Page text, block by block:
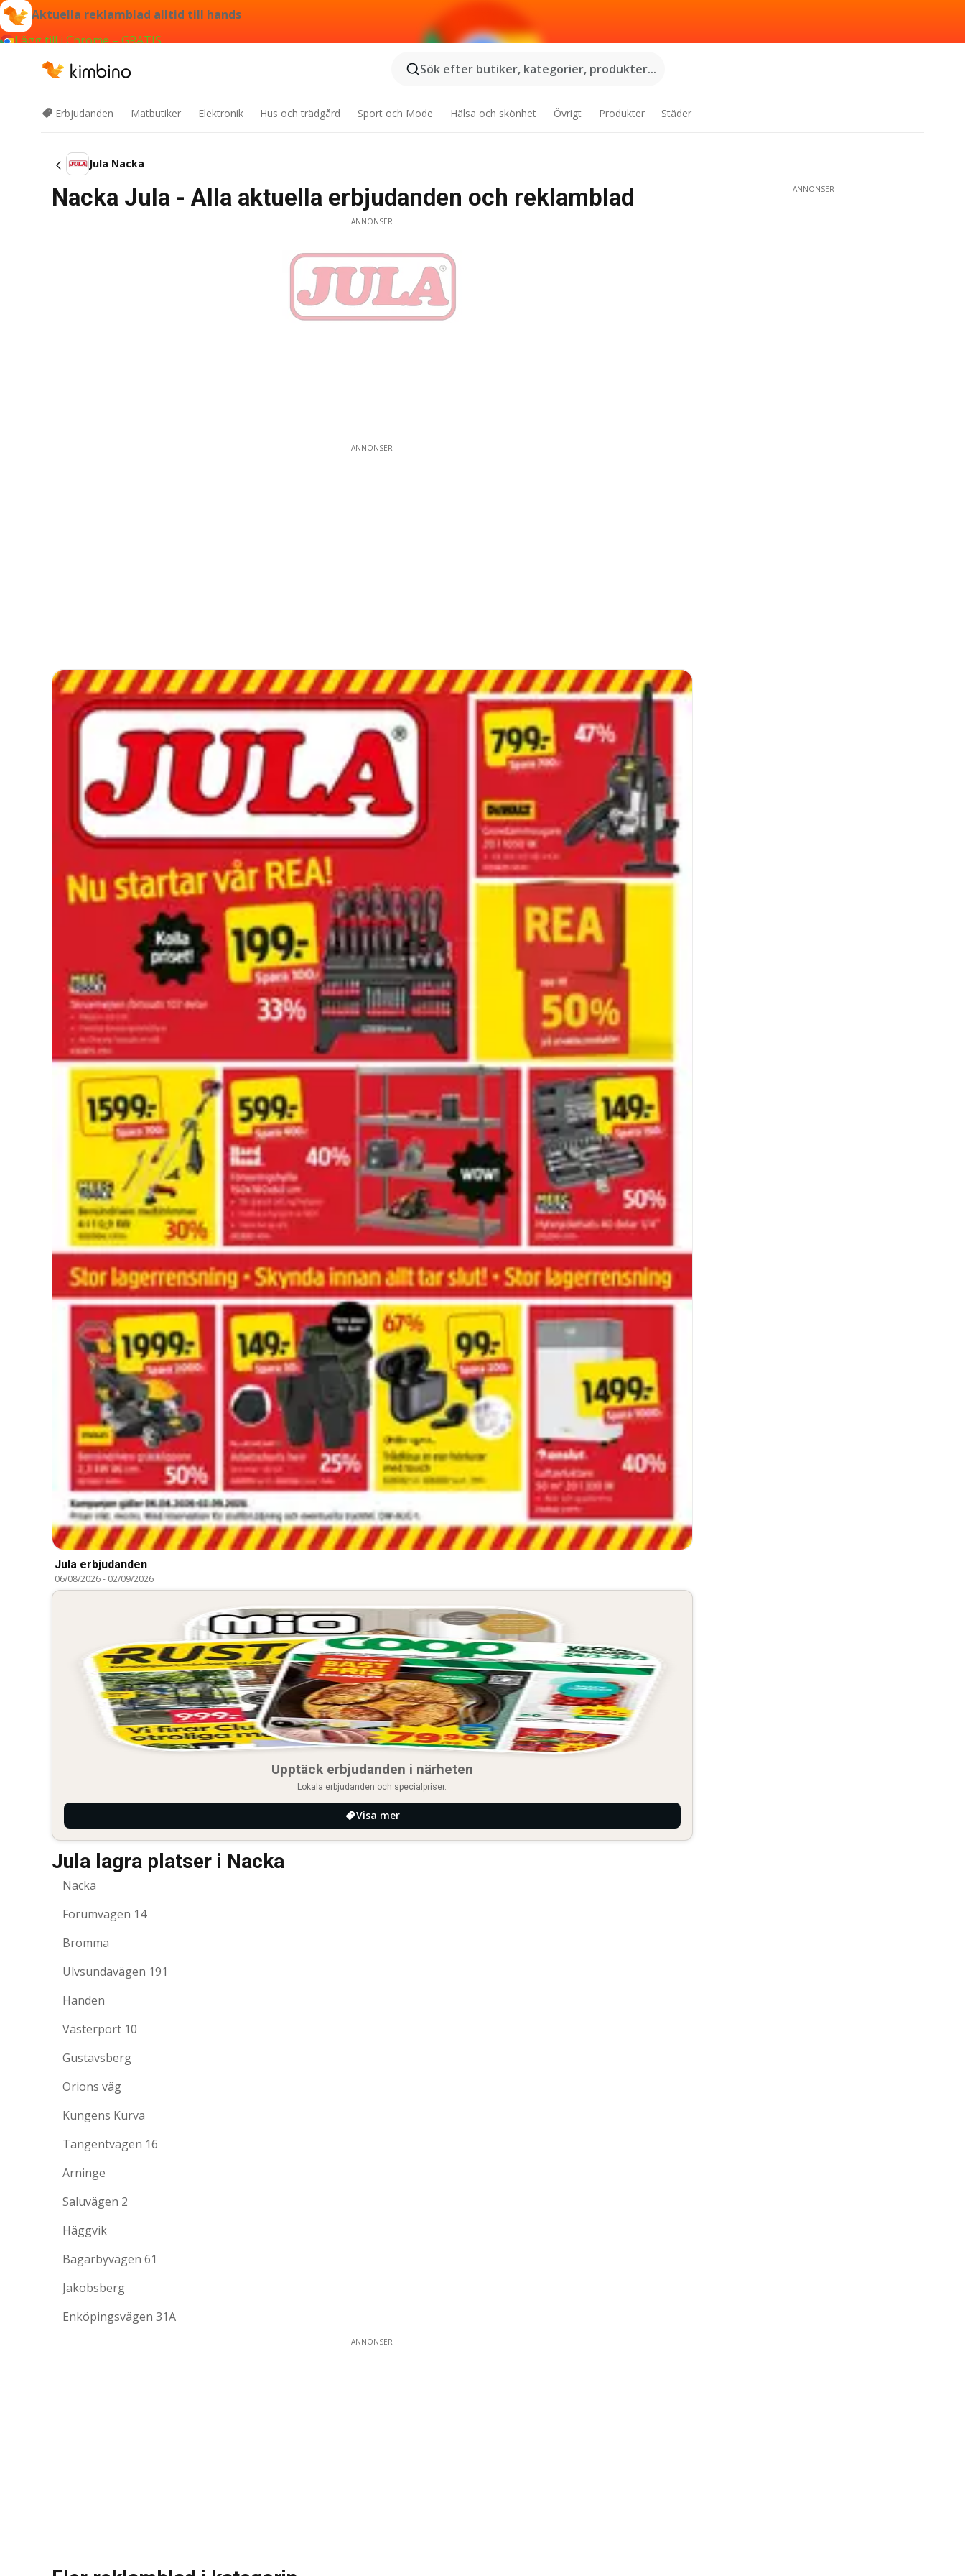
Aktuella reklamblad alltid till hands
Lägg till i Chrome – GRATIS
Sök efter butiker, kategorier, produkter...
Erbjudanden Matbutiker Elektronik Hus och trädgård Sport och Mode Hälsa och skönhet Övrigt Produkter Städer
Jula Nacka
Nacka Jula - Alla aktuella erbjudanden och reklamblad
ANNONSER
ANNONSER
Jula erbjudanden
06/08/2026- 02/09/2026
Upptäck erbjudanden i närheten
Lokala erbjudanden och specialpriser.
Visa mer
Jula lagra platser i Nacka
Nacka
Forumvägen 14
Bromma
Ulvsundavägen 191
Handen
Västerport 10
Gustavsberg
Orions väg
Kungens Kurva
Tangentvägen 16
Arninge
Saluvägen 2
Häggvik
Bagarbyvägen 61
Jakobsberg
Enköpingsvägen 31A
ANNONSER
ANNONSER